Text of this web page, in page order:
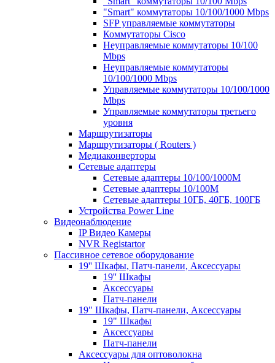
"Smart" коммутаторы 10/100/1000 Mbps
SFP управляемые коммутаторы
Коммутаторы Cisco
Неуправляемые коммутаторы 10/100
Mbps
Неуправляемые коммутаторы
10/100/1000 Mbps
Управляемые коммутаторы 10/100/1000
Mbps
Управляемые коммутаторы третьего
уровня
Маршрутизаторы
Маршрутизаторы ( Routers )
Медиаконверторы
Сетевые адаптеры
Сетевые адаптеры 10/100/1000М
Сетевые адаптеры 10/100M
Сетевые адаптеры 10ГБ, 40ГБ, 100ГБ
Устройства Power Line
Видеонаблюдение
IP Видео Камеры
NVR Registartor
Пассивное сетевое оборудование
19'' Шкафы, Патч-панели, Аксессуары
19'' Шкафы
Аксессуары
Патч-панели
19" Шкафы, Патч-панели, Аксессуары
19" Шкафы
Аксессуары
Патч-панели
Аксессуары для оптоволокна